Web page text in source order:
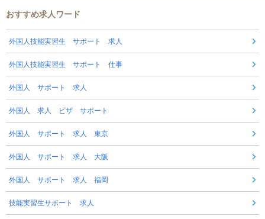
おすすめ求人ワード
外国人技能実習生 サポート 求人
外国人技能実習生 サポート 仕事
外国人 サポート 求人
外国人 求人 ビザ サポート
外国人 サポート 求人 東京
外国人 サポート 求人 大阪
外国人 サポート 求人 福岡
技能実習生サポート 求人